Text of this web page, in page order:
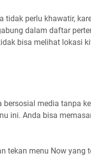
tidak perlu khawatir,
dalam daftar
bisa melihat lokasi
bersosial media tanpa
ini. Anda bisa
tekan menu Now yang